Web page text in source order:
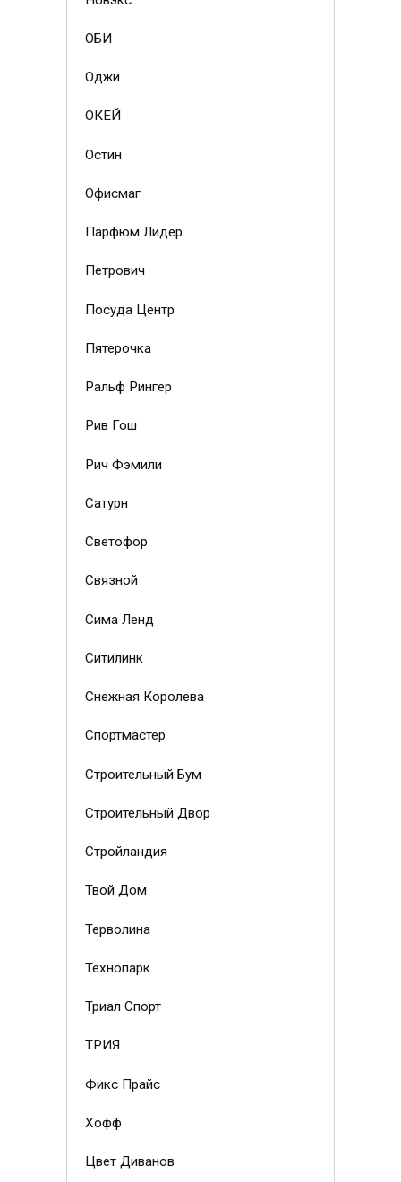
ОБИ
Оджи
ОКЕЙ
Остин
Офисмаг
Парфюм Лидер
Петрович
Посуда Центр
Пятерочка
Ральф Рингер
Рив Гош
Рич Фэмили
Сатурн
Светофор
Связной
Сима Ленд
Ситилинк
Снежная Королева
Спортмастер
Строительный Бум
Строительный Двор
Стройландия
Твой Дом
Терволина
Технопарк
Триал Спорт
ТРИЯ
Фикс Прайс
Хофф
Цвет Диванов